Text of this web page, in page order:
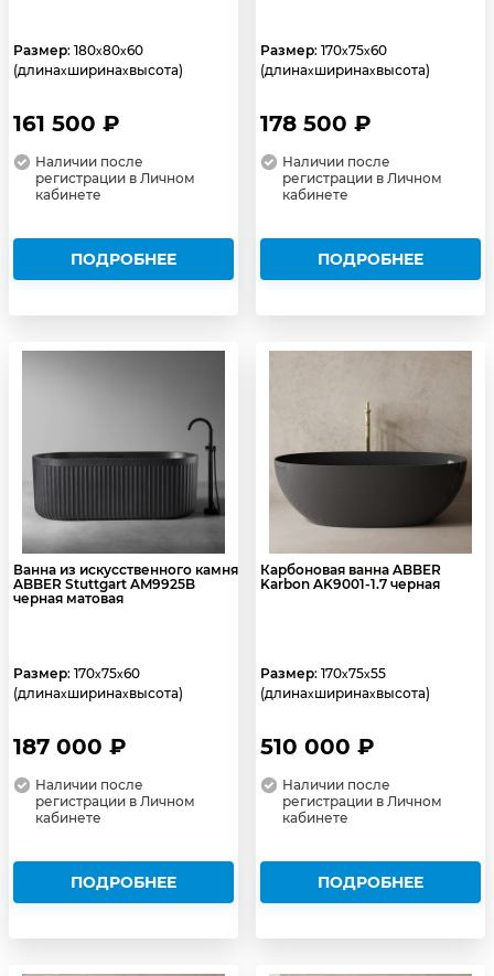
Размер: 180x80x60
(длинаxширинаxвысота)
161 500 ₽
Наличии после
регистрации в Личном
кабинете
ПОДРОБНЕЕ
Размер: 170x75x60
(длинаxширинаxвысота)
178 500 ₽
Наличии после
регистрации в Личном
кабинете
ПОДРОБНЕЕ
Ванна из искусственного камня
ABBER Stuttgart AM9925B
черная матовая
Размер: 170x75x60
(длинаxширинаxвысота)
187 000 ₽
Наличии после
регистрации в Личном
кабинете
ПОДРОБНЕЕ
Карбоновая ванна ABBER
Karbon AK9001-1.7 черная
Размер: 170x75x55
(длинаxширинаxвысота)
510 000 ₽
Наличии после
регистрации в Личном
кабинете
ПОДРОБНЕЕ